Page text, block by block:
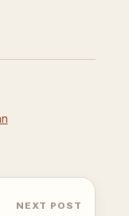
NEXT POST